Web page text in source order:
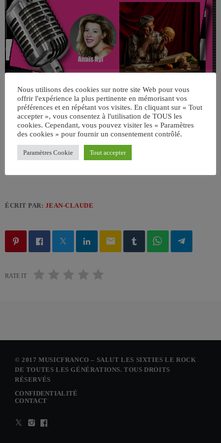
ÉCRIT PAR: JEAN-CLAUDE
email
RATE IT
© 2017 MUSICFRANCO – SALUT LES SIXTIES LE ROCK
DE TOUTES LES GÉNÉRATIONS. TOUS DROITS
RÉSERVÉS
CONFIDENTIALITÉ
CONTACT
Nous utilisons des cookies sur notre site Web pour vous
offrir l'expérience la plus pertinente en mémorisant vos
préférences et en répétant vos visites. En cliquant sur « Tout
accepter », vous consentez à l'utilisation de TOUS les
cookies. Cependant, vous pouvez visiter les « Paramètres
des cookies » pour fournir un consentement contrôlé.
Paramètres Cookie Tout accepter